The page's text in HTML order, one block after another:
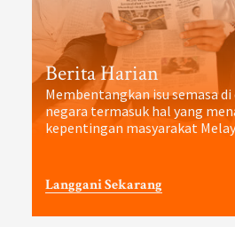
Berita Harian
Membentangkan isu semasa
negara termasuk hal yang
kepentingan masyarakat
Langgani Sekarang